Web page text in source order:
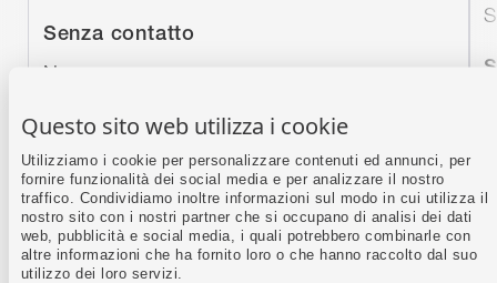
Questo sito web utilizza i cookie
Utilizziamo i cookie per personalizzare contenuti ed annunci, per
fornire funzionalità dei social media e per analizzare il nostro
traffico. Condividiamo inoltre informazioni sul modo in cui utilizza il
nostro sito con i nostri partner che si occupano di analisi dei dati
web, pubblicità e social media, i quali potrebbero combinarle con
altre informazioni che ha fornito loro o che hanno raccolto dal suo
utilizzo dei loro servizi.
Senza contatto
No
Costi
Gratis
Caratteristica distintiva
EFTPOS, locale